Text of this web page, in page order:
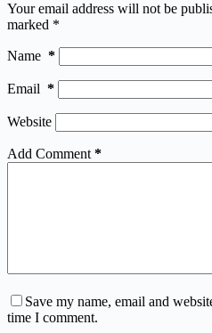
Your email address will not be
marked *
Name *
Email *
Website
Add Comment *
Save my name, email and
time I comment.